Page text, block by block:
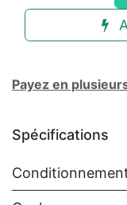
Payez en
Spécifications